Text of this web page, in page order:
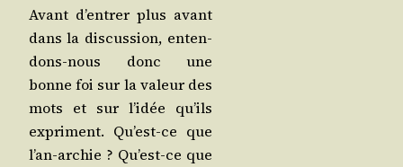
Avant d’en­trer plus avant
dans la dis­cus­sion, enten­
dons-nous donc une
bonne foi sur la valeur des
mots et sur l’i­dée qu’ils
expriment. Qu’est-ce que
l’an-archie ? Qu’est-ce que